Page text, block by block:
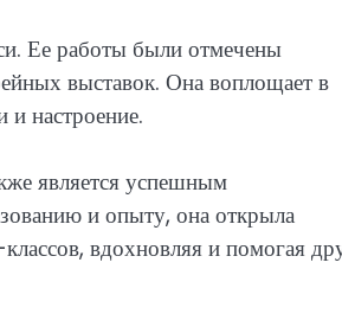
Ее работы были отмечены
выставок. Она воплощает в
настроение.
является успешным
и опыту, она открыла
вдохновляя и помогая